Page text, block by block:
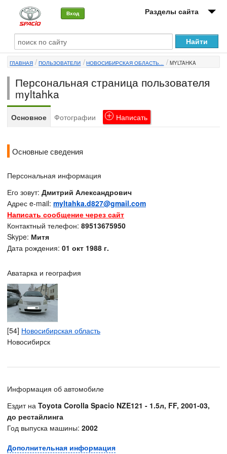
Вход Разделы сайта
О машине
Автоклуб
Форумы
Сервисы и услуги
ГЛАВНАЯ ПОЛЬЗОВАТЕЛИ НОВОСИБИРСКАЯ ОБЛАСТЬ... MYLTAHKA
Персональная страница пользователя
myltahka
Основное Фотографии Написать
Основные сведения
Персональная информация
Его зовут: Дмитрий Александрович
Адрес e-mail: myltahka.d827@gmail.com
Написать сообщение через сайт
Контактный телефон: 89513675950
Skype: Митя
Дата рождения: 01 окт 1988 г.
Аватарка и география
[54] Новосибирская область
Новосибирск
Информация об автомобиле
Ездит на Toyota Corolla Spacio NZE121 - 1.5л, FF, 2001-03,
до рестайлинга
Год выпуска машины: 2002
Дополнительная информация